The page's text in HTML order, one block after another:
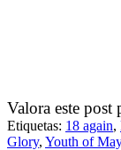
Valora este post
Etiquetas: 18 again,
Glory, Youth of